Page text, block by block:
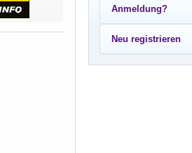
Anmeldung?
Neu registrieren